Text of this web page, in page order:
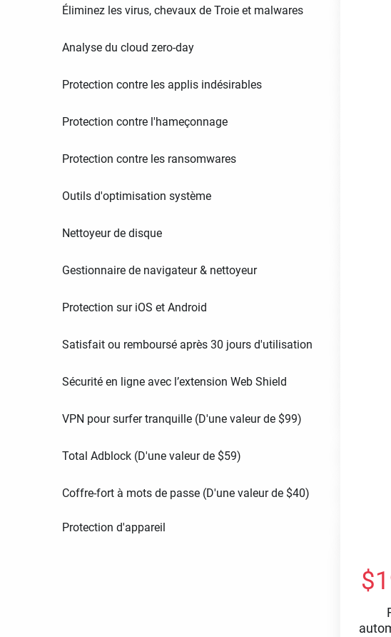
Éliminez les virus, chevaux de Troie et malwares
Analyse du cloud zero-day
Protection contre les applis indésirables
Protection contre l'hameçonnage
Protection contre les ransomwares
Outils d'optimisation système
Nettoyeur de disque
Gestionnaire de navigateur & nettoyeur
Protection sur iOS et Android
Satisfait ou remboursé après 30 jours d'utilisation
Sécurité en ligne avec l’extension Web Shield
VPN pour surfer tranquille (D'une valeur de $99)
Total Adblock (D'une valeur de $59)
Coffre-fort à mots de passe (D'une valeur de $40)
Protection d'appareil
$